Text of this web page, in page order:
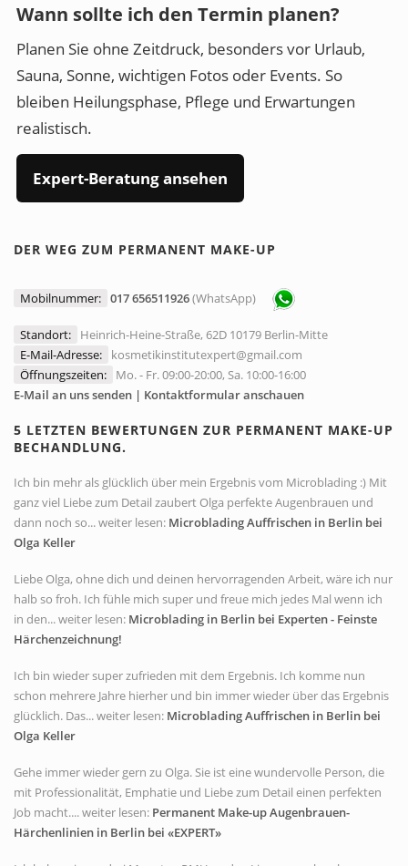
Wann sollte ich den Termin planen?
Planen Sie ohne Zeitdruck, besonders vor Urlaub,
Sauna, Sonne, wichtigen Fotos oder Events. So
bleiben Heilungsphase, Pflege und Erwartungen
realistisch.
Expert-Beratung ansehen
DER WEG ZUM PERMANENT MAKE-UP
Mobilnummer: 017 656511926(WhatsApp)
Standort:
Heinrich-Heine-Straße, 62D 10179 Berlin-Mitte
E-Mail-Adresse:
kosmetikinstitutexpert@gmail.com
Öffnungszeiten:
Mo. - Fr. 09:00-20:00, Sa. 10:00-16:00
E-Mail an uns senden | Kontaktformular anschauen
5 LETZTEN BEWERTUNGEN ZUR PERMANENT MAKE-UP
BECHANDLUNG.
Ich bin mehr als glücklich über mein Ergebnis vom Microblading :) Mit
ganz viel Liebe zum Detail zaubert Olga perfekte Augenbrauen und
dann noch so... weiter lesen: Microblading Auffrischen in Berlin bei
Olga Keller
Liebe Olga, ohne dich und deinen hervorragenden Arbeit, wäre ich nur
halb so froh. Ich fühle mich super und freue mich jedes Mal wenn ich
in den... weiter lesen: Microblading in Berlin bei Experten - Feinste
Härchenzeichnung!
Ich bin wieder super zufrieden mit dem Ergebnis. Ich komme nun
schon mehrere Jahre hierher und bin immer wieder über das Ergebnis
glücklich. Das... weiter lesen: Microblading Auffrischen in Berlin bei
Olga Keller
Gehe immer wieder gern zu Olga. Sie ist eine wundervolle Person, die
mit Professionalität, Emphatie und Liebe zum Detail einen perfekten
Job macht.... weiter lesen: Permanent Make-up Augenbrauen-
Härchenlinien in Berlin bei «EXPERT»